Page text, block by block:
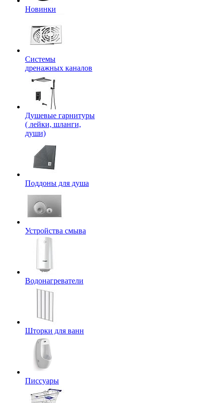
Новинки
Системы
дренажных каналов
Душевые гарнитуры
( лейки, шланги,
души)
Поддоны для душа
Устройства смыва
Водонагреватели
Шторки для ванн
Писсуары